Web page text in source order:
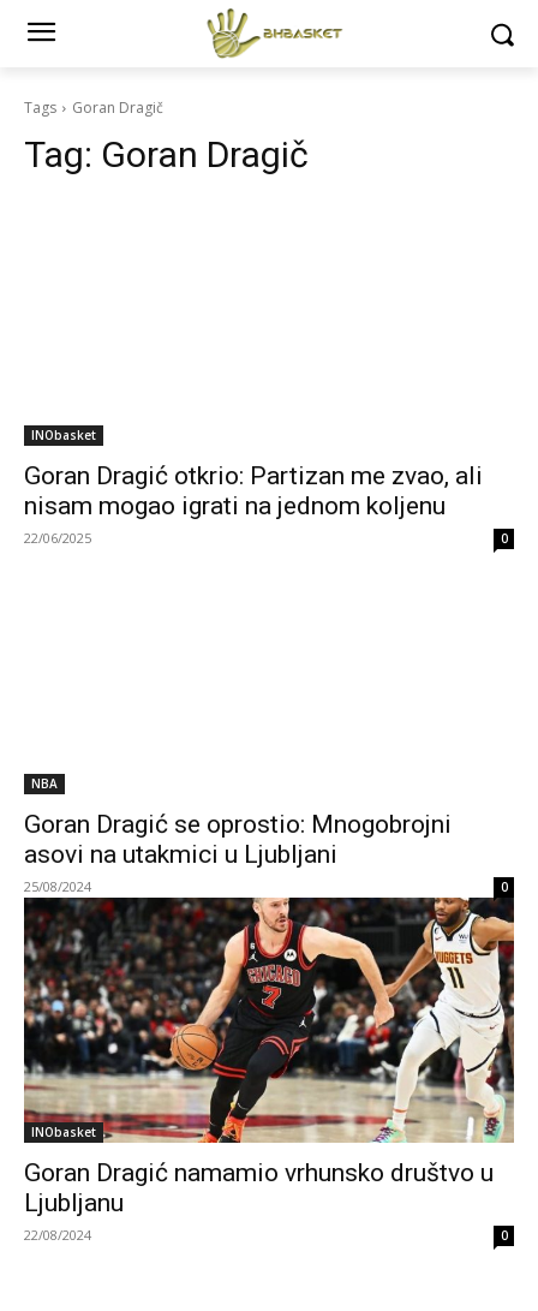
Tags Goran Dragič
Tag: Goran Dragič
INObasket
Goran Dragić otkrio: Partizan me zvao, ali
nisam mogao igrati na jednom koljenu
22/06/2025 0
NBA
Goran Dragić se oprostio: Mnogobrojni
asovi na utakmici u Ljubljani
25/08/2024 0
INObasket
Goran Dragić namamio vrhunsko društvo u
Ljubljanu
22/08/2024 0